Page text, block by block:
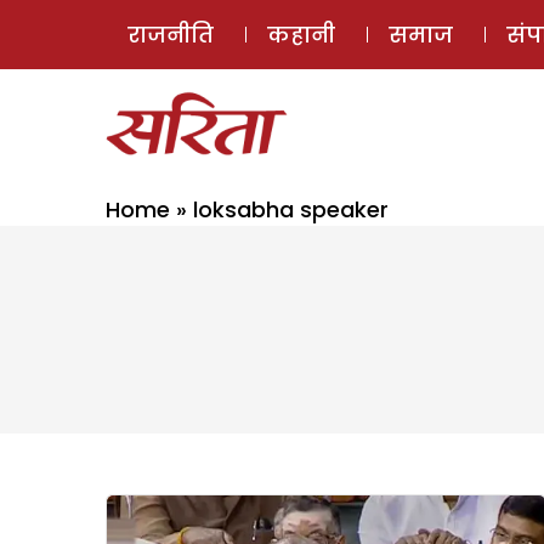
राजनीति कहानी समाज
Home » loksabha speaker